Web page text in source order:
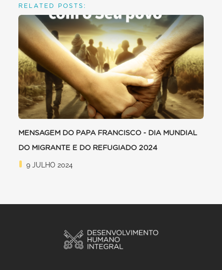
RELATED POSTS:
MENSAGEM DO PAPA FRANCISCO - DIA MUNDIAL
DO MIGRANTE E DO REFUGIADO 2024
9 JULHO 2024